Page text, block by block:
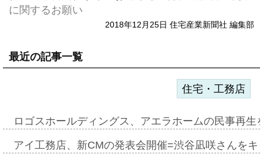
に関するお願い
2018年12月25日 住宅産業新聞社 編集部
最近の記事一覧
住宅・工務店
ロゴスホールディングス、アエラホームの民事再
アイ工務店、新CMの発表会開催=渋谷凪咲さんを